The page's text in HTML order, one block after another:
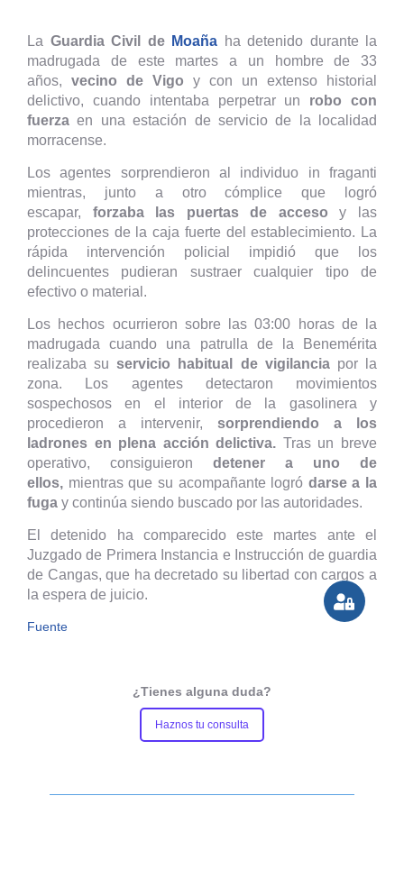
La Guardia Civil de Moaña ha detenido durante la
madrugada de este martes a un hombre de 33
años, vecino de Vigo y con un extenso historial
delictivo, cuando intentaba perpetrar un robo con
fuerzaen una estación de servicio de la localidad
morracense.
Los agentes sorprendieron al individuo in fraganti
mientras, junto a otro cómplice que logró
escapar, forzaba las puertas de accesoy las
protecciones de la caja fuerte del establecimiento. La
rápida intervención policial impidió que los
delincuentes pudieran sustraer cualquier tipo de
efectivo o material.
Los hechos ocurrieron sobre las 03:00 horas de la
madrugada cuando una patrulla de la Benemérita
realizaba su servicio habitual de vigilancia por la
zona. Los agentes detectaron movimientos
sospechosos en el interior de la gasolinera y
procedieron a intervenir, sorprendiendo a los
ladrones en plena acción delictiva. Tras un breve
operativo, consiguieron detener a uno de
ellos, mientras que su acompañante logró darse a la
fuga y continúa siendo buscado por las autoridades.
El detenido ha comparecido este martes ante el
Juzgado de Primera Instancia e Instrucción de guardia
de Cangas, que ha decretado su libertad con cargos a
la espera de juicio.
Fuente
¿Tienes alguna duda?
Haznos tu consulta